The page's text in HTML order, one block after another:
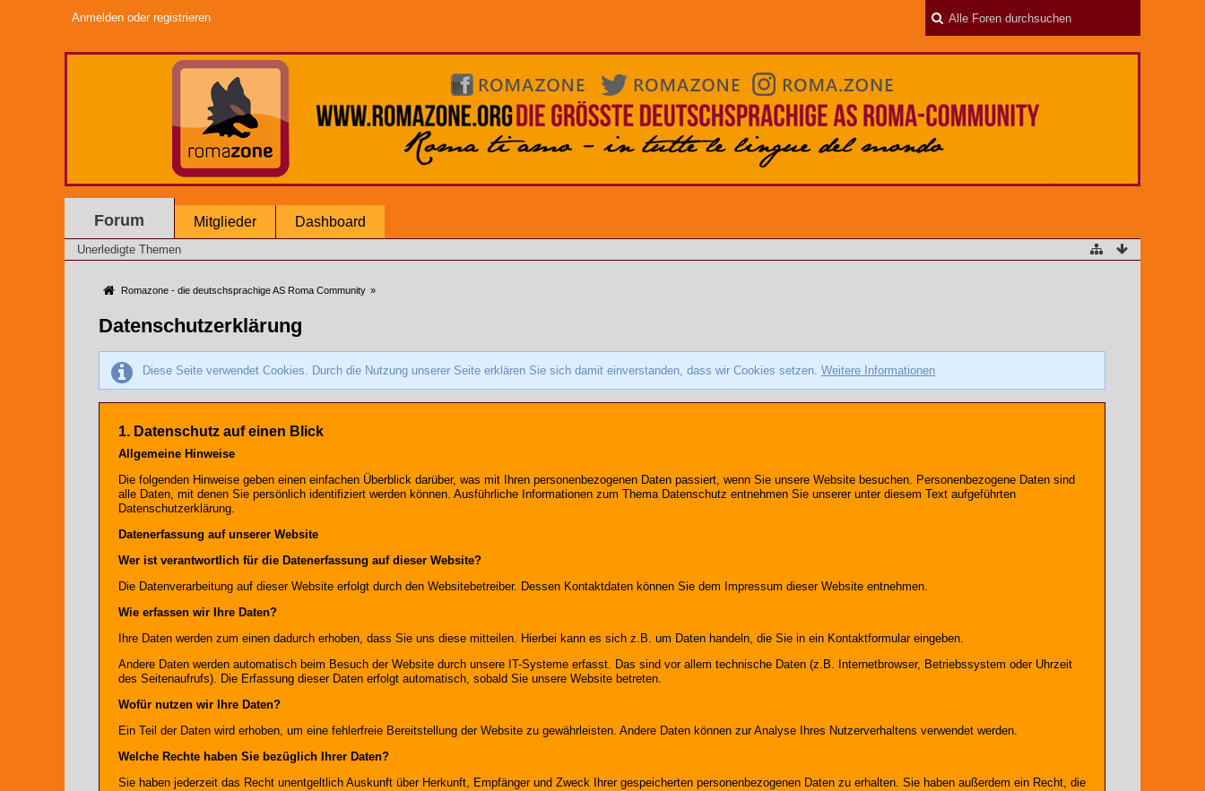
Anmelden oder registrieren
Forum Mitglieder Dashboard
Unerledigte Themen
Romazone - die deutschsprachige AS Roma Community »
Datenschutzerklärung
Diese Seite verwendet Cookies. Durch die Nutzung unserer Seite erklären Sie sich damit einverstanden, dass wir Cookies setzen. Weitere Informationen
1. Datenschutz auf einen Blick
Allgemeine Hinweise
Die folgenden Hinweise geben einen einfachen Überblick darüber, was mit Ihren personenbezogenen Daten passiert, wenn Sie unsere Website besuchen. Personenbezogene Daten sind
alle Daten, mit denen Sie persönlich identifiziert werden können. Ausführliche Informationen zum Thema Datenschutz entnehmen Sie unserer unter diesem Text aufgeführten
Datenschutzerklärung.
Datenerfassung auf unserer Website
Wer ist verantwortlich für die Datenerfassung auf dieser Website?
Die Datenverarbeitung auf dieser Website erfolgt durch den Websitebetreiber. Dessen Kontaktdaten können Sie dem Impressum dieser Website entnehmen.
Wie erfassen wir Ihre Daten?
Ihre Daten werden zum einen dadurch erhoben, dass Sie uns diese mitteilen. Hierbei kann es sich z.B. um Daten handeln, die Sie in ein Kontaktformular eingeben.
Andere Daten werden automatisch beim Besuch der Website durch unsere IT-Systeme erfasst. Das sind vor allem technische Daten (z.B. Internetbrowser, Betriebssystem oder Uhrzeit
des Seitenaufrufs). Die Erfassung dieser Daten erfolgt automatisch, sobald Sie unsere Website betreten.
Wofür nutzen wir Ihre Daten?
Ein Teil der Daten wird erhoben, um eine fehlerfreie Bereitstellung der Website zu gewährleisten. Andere Daten können zur Analyse Ihres Nutzerverhaltens verwendet werden.
Welche Rechte haben Sie bezüglich Ihrer Daten?
Sie haben jederzeit das Recht unentgeltlich Auskunft über Herkunft, Empfänger und Zweck Ihrer gespeicherten personenbezogenen Daten zu erhalten. Sie haben außerdem ein Recht, die